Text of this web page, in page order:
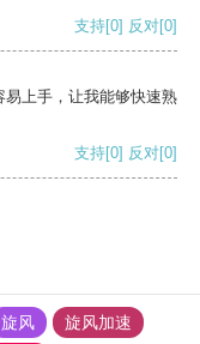
支持[0] 反对[0]
上手，让我能够快速熟
支持[0] 反对[0]
旋风
旋风加速